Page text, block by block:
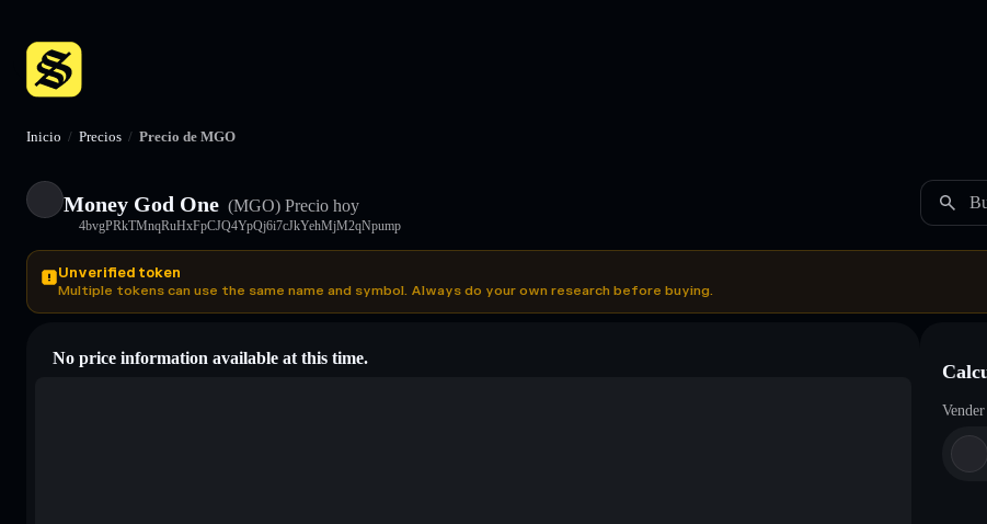
Inicio / Precios / Precio de MGO
Money God One (MGO) Precio hoy
4bvgPRkTMnqRuHxFpCJQ4YpQj6i7cJkYehMjM2qNpump
Unverified token
Multiple tokens can use the same name and symbol. Always do your own research before buying.
No price information available at this time.
Vender